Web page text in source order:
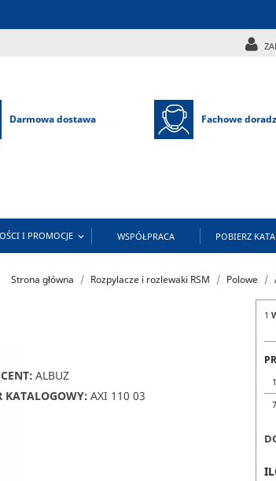
Darmowa dostawa Fachowe
I PROMOCJE  WSPÓŁPRACA POBIERZ
Strona główna Rozpylacze i rozlewaki RSM Polowe
ALBUZ
KATALOGOWY: AXI 110 03
1